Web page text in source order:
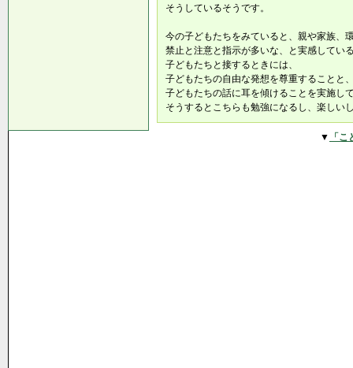
そうしているそうです。
今の子どもたちをみていると、親や家族、
禁止と注意と指示が多いな、と実感してい
子どもたちと接するときには、
子どもたちの自由な発想を尊重することと
子どもたちの話に耳を傾けることを実施し
そうするとこちらも勉強になるし、楽しい
▼ 「